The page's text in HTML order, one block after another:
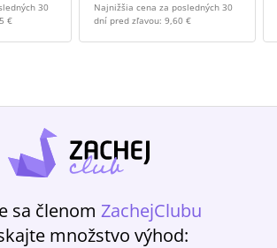
30
€
Najnižšia cena za posledných 30
dní pred zľavou: 9,60 €
sa členom ZachejClubu
množstvo výhod: